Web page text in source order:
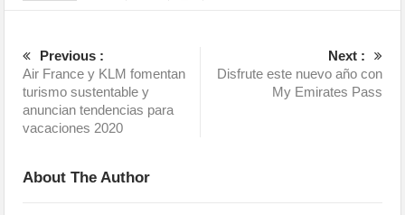
Previous :
Air France y KLM fomentan
turismo sustentable y
anuncian tendencias para
vacaciones 2020
Next :
Disfrute este nuevo año con
My Emirates Pass
About The Author